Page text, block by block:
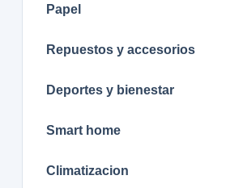
Papel
Repuestos y accesorios
Deportes y bienestar
Smart home
Climatizacion